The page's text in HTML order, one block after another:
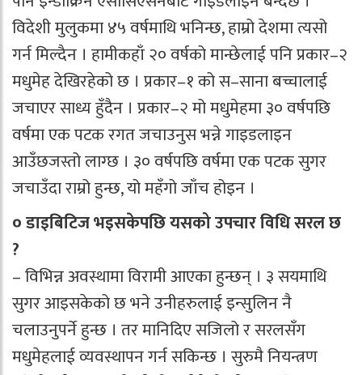
विदेशी मुलुकमा ४५ वर्षमाथि भनिन्छ, हाम्रो देशमा त्यसो
गर्न मिल्दैन । हामीकहाँ २० वर्षको मान्छेलाई पनि प्रकार–२
मधुमेह देखिरहेको छ । प्रकार–१ को स–साना बच्चालाई
जचाएर साध्य हुँदैन । प्रकार–२ मो मधुमेहमा ३० वर्षपछि
वर्षमा एक पटक रगत जचाउनुस भन्ने गाइडलाइन
आउँछजस्तो लाग्छ । ३० वर्षपछि वर्षमा एक पटक सुगर
जचाउँदा राम्रो हुन्छ, यो महँगो जाँच होइन ।
० डाइबिटिज भइसकेपछि यसको उपचार विधि सरल छ
?
– विभिन्न अवस्थामा विरामी आएका हुन्छन् । ३ सयमाथि
सुगर आइसकेको छ भने उनीहरुलाई इन्सुलिन नै
चलाउनुपर्ने हुन्छ । तर मानिदिए सजिलो र सरलसँग
मधुमेहलाई व्यवस्थापन गर्न सकिन्छ । सुरुमै नियन्त्रण